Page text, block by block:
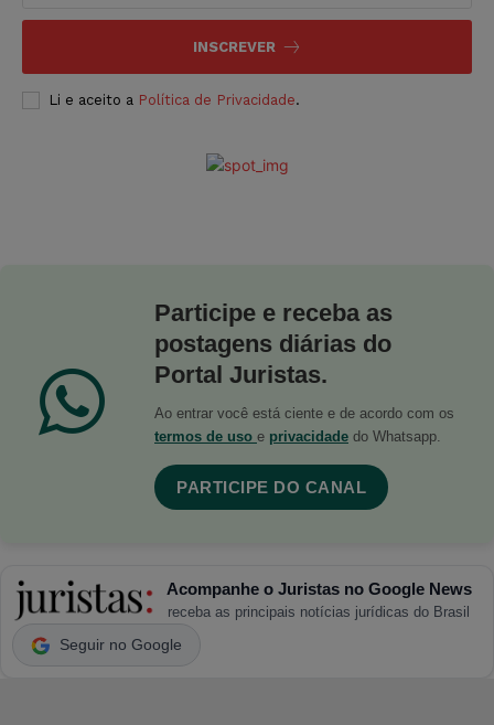
INSCREVER
Li e aceito a Política de Privacidade.
Participe e receba as
postagens diárias do
Portal Juristas.
Ao entrar você está ciente e de acordo com os
termos de uso e privacidade do Whatsapp.
PARTICIPE DO CANAL
Acompanhe o Juristas no Google News
receba as principais notícias jurídicas do Brasil
Seguir no Google